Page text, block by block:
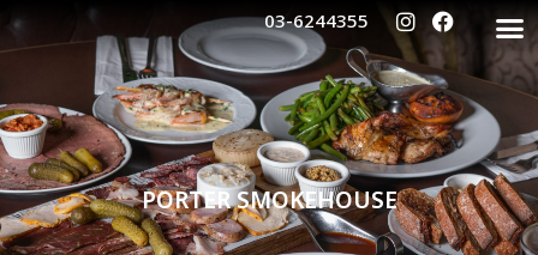
03-6244355
PORTER SMOKEHOUSE